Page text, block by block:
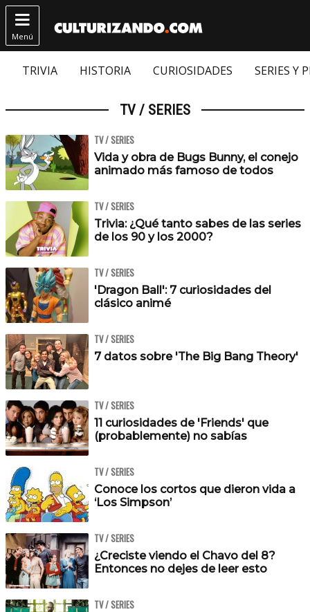

Menú
TRIVIA HISTORIA CURIOSIDADES SERIES Y
TV / SERIES
TV / SERIES
Vida y obra de Bugs Bunny, el conejo
animado más famoso de todos
TV / SERIES
Trivia: ¿Qué tanto sabes de las series
de los 90 y los 2000?
TV / SERIES
'Dragon Ball': 7 curiosidades del
clásico animé
TV / SERIES
7 datos sobre 'The Big Bang Theory'
TV / SERIES
11 curiosidades de 'Friends' que
(probablemente) no sabías
TV / SERIES
Conoce los cortos que dieron vida a
‘Los Simpson’
TV / SERIES
¿Creciste viendo el Chavo del 8?
Entonces no dejes de leer esto
TV / SERIES